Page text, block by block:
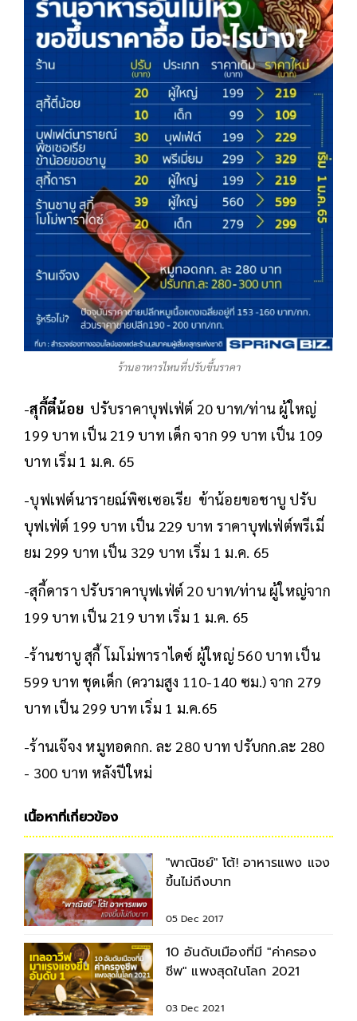
ร้านอาหารไหนที่ปรับขึ้นราคา
-สุกี้ตี๋น้อย ปรับราคาบุฟเฟ่ต์ 20 บาท/ท่าน ผู้ใหญ่
199 บาท เป็น 219 บาท เด็ก จาก 99 บาท เป็น 109
บาท เริ่ม 1 ม.ค. 65
-บุฟเฟต์นารายณ์พิซเซอเรีย ข้าน้อยขอชาบู ปรับ
บุฟเฟ่ต์ 199 บาท เป็น 229 บาท ราคาบุฟเฟ่ต์พรีเมี่
ยม 299 บาท เป็น 329 บาท เริ่ม 1 ม.ค. 65
-สุกี้ดารา ปรับราคาบุฟเฟ่ต์ 20 บาท/ท่าน ผู้ใหญ่จาก
199 บาท เป็น 219 บาท เริ่ม 1 ม.ค. 65
-ร้านชาบู สุกี้ โมโม่พาราไดซ์ ผู้ใหญ่ 560 บาท เป็น
599 บาท ชุดเด็ก (ความสูง 110-140 ซม.) จาก 279
บาท เป็น 299 บาท เริ่ม 1 ม.ค.65
-ร้านเจ๊จง หมูทอดกก. ละ 280 บาท ปรับกก.ละ 280
- 300 บาท หลังปีใหม่
เนื้อหาที่เกี่ยวข้อง
"พาณิชย์" โต้! อาหารแพง แจง
ขึ้นไม่ถึงบาท
05 Dec 2017
10 อันดับเมืองที่มี "ค่าครอง
ชีพ" แพงสุดในโลก 2021
03 Dec 2021